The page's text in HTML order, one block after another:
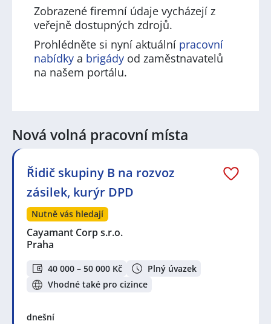
Zobrazené firemní údaje vycházejí z
veřejně dostupných zdrojů.
Prohlédněte si nyní aktuální pracovní
nabídky a brigády od zaměstnavatelů
na našem portálu.
Nová volná pracovní místa
Řidič skupiny B na rozvoz
zásilek, kurýr DPD
Nutně vás hledají
Cayamant Corp s.r.o.
Praha
40 000 – 50 000 Kč
Plný úvazek
Vhodné také pro cizince
dnešní